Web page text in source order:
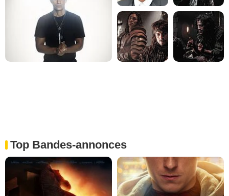
Top Bandes-annonces